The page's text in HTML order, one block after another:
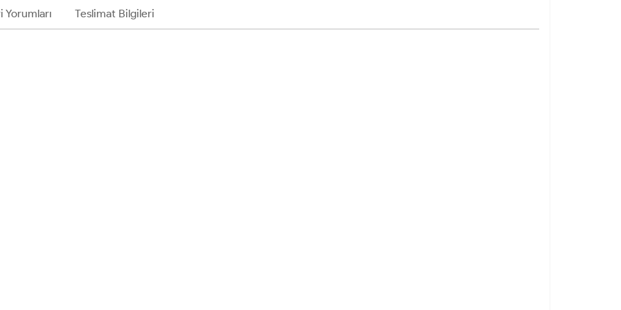
Yorumları Teslimat Bilgileri